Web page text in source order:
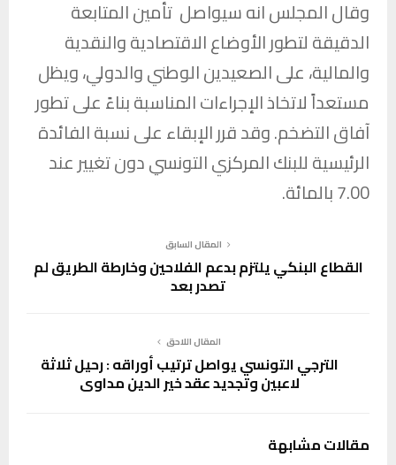
وقال المجلس انه سيواصل تأمين المتابعة
الدقيقة لتطور الأوضاع الاقتصادية والنقدية
والمالية، على الصعيدين الوطني والدولي، ويظل
مستعداً لاتخاذ الإجراءات المناسبة بناءً على تطور
آفاق التضخم. وقد قرر الإبقاء على نسبة الفائدة
الرئيسية للبنك المركزي التونسي دون تغيير عند
7.00 بالمائة.
المقال السابق
القطاع البنكي يلتزم بدعم الفلاحين وخارطة الطريق لم
تصدر بعد
المقال اللاحق
الترجي التونسي يواصل ترتيب أوراقه : رحيل ثلاثة
لاعبين وتجديد عقد خير الدين مداوي
مقالات مشابهة